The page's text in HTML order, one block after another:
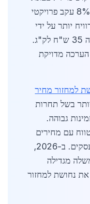
האביב 2026, מחירים זינקו ב-8% עקב פרויקטי
יותר על ידי
הערכה מדויקת
למחזור מחיר
בשל תחרות
גבוהה.
עם מחירים
קבועים, מה שמבטיח יציבות לעסקים. ב-2026,
של הממשלה מגדילה
נחושת למחזור